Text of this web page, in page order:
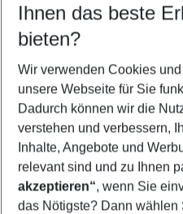
Find the perfect deal which
Your departure airport
Any airport
Select your date range
08/08/26–06/08/27
Who will travel
2 adults No children
Show
Ihnen das beste
bieten?
Wir verwenden Cookies
unsere Webseite für Sie
Dadurch können wir die
verstehen und verbessern,
Inhalte, Angebote und
relevant sind und zu Ihnen
akzeptieren“, wenn Sie
das Nötigste? Dann wählen